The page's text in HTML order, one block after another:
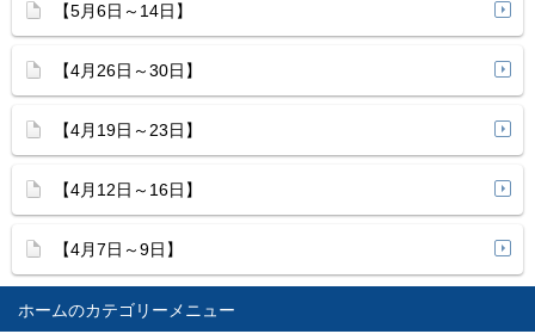
ホーム
【5月6日～14日】
【4月26日～30日】
【4月19日～23日】
【4月12日～16日】
【4月7日～9日】